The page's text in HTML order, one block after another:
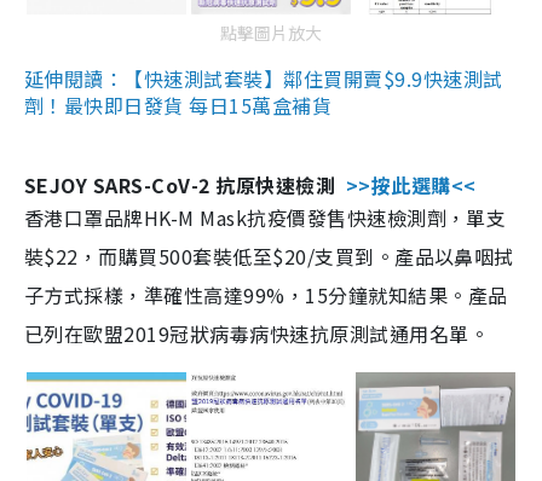
點擊圖片放大
延伸閱讀：【快速測試套裝】鄰住買開賣$9.9快速測試
劑！最快即日發貨 每日15萬盒補貨
SEJOY SARS-CoV-2 抗原快速檢測 >>按此選購<<
香港口罩品牌HK-M Mask抗疫價發售快速檢測劑，單支
裝$22，而購買500套裝低至$20/支買到。產品以鼻咽拭
子方式採樣，準確性高達99%，15分鐘就知結果。產品
已列在歐盟2019冠狀病毒病快速抗原測試通用名單。